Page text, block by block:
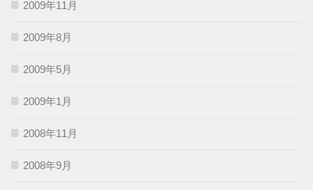
2009年11月
2009年8月
2009年5月
2009年1月
2008年11月
2008年9月